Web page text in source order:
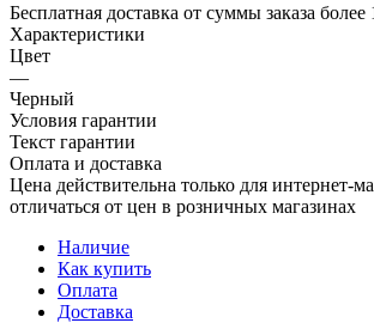
Бесплатная доставка от суммы заказа более
Характеристики
Цвет
—
Черный
Условия гарантии
Текст гарантии
Оплата и доставка
Цена действительна только для интернет-
отличаться от цен в розничных магазинах
Наличие
Как купить
Оплата
Доставка